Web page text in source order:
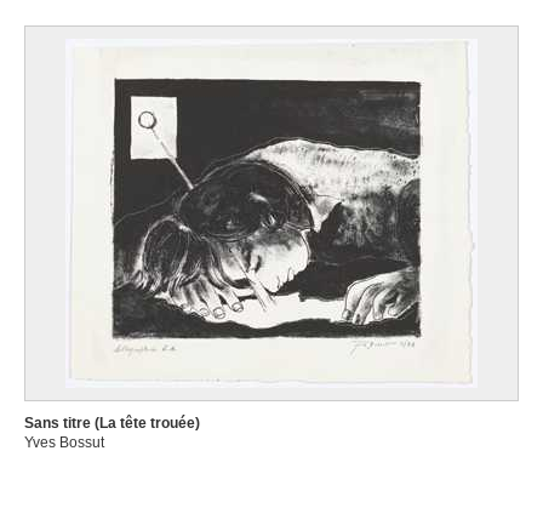
Sans titre (La tête trouée)
Yves Bossut